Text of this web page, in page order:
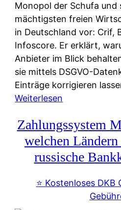
Monopol der Schufa und
mächtigsten freien
in Deutschland vor: Crif,
Infoscore. Er erklärt,
Anbieter im Blick
sie mittels DSGVO-
Einträge korrigieren
Weiterlesen
c
h
u
f
-
Zahlungssystem
welchen
russische
⭐️ Kostenloses